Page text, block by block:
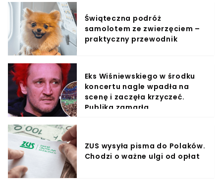
Świąteczna podróż
samolotem ze zwierzęciem –
praktyczny przewodnik
Eks Wiśniewskiego w środku
koncertu nagle wpadła na
scenę i zaczęła krzyczeć.
Publika zamarła
ZUS wysyła pisma do Polaków.
Chodzi o ważne ulgi od opłat